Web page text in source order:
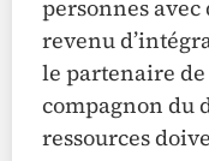
personnes
revenu
le partenaire
compagnon du
ressources